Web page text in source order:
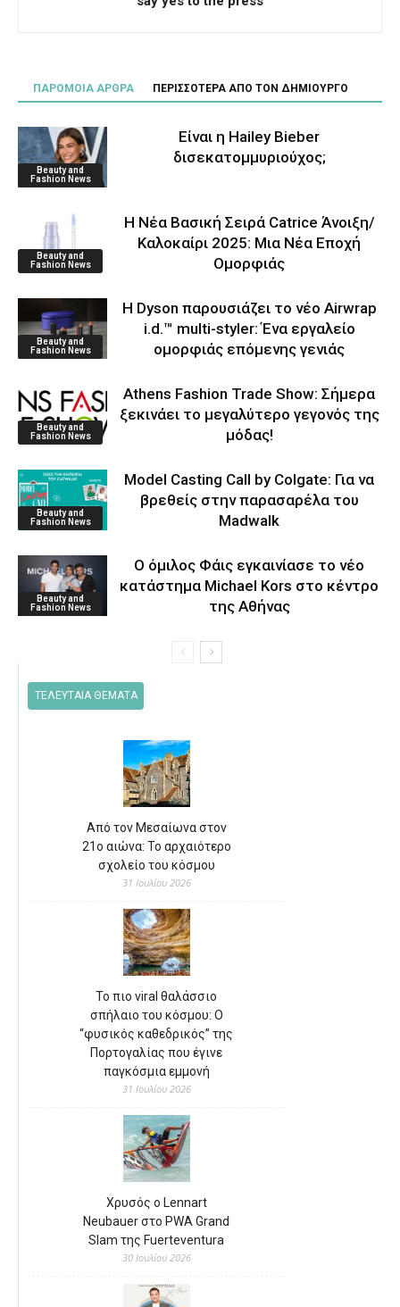
ΠΑΡΟΜΟΙΑ ΑΡΘΡΑ ΠΕΡΙΣΣΟΤΕΡΑ ΑΠΟ ΤΟΝ ΔΗΜΙΟΥΡΓΟ
Beauty and
Fashion News
Είναι η Hailey Bieber
δισεκατομμυριούχος;
Beauty and
Fashion News
Η Νέα Βασική Σειρά Catrice Άνοιξη/
Καλοκαίρι 2025: Μια Νέα Εποχή
Ομορφιάς
Beauty and
Fashion News
Η Dyson παρουσιάζει το νέο Airwrap
i.d.™ multi-styler: Ένα εργαλείο
ομορφιάς επόμενης γενιάς
Beauty and
Fashion News
Athens Fashion Trade Show: Σήμερα
ξεκινάει το μεγαλύτερο γεγονός της
μόδας!
Beauty and
Fashion News
Model Casting Call by Colgate: Για να
βρεθείς στην παρασαρέλα του
Μadwalk
Beauty and
Fashion News
O όμιλος Φάις εγκαινίασε το νέο
κατάστημα Michael Kors στο κέντρο
της Αθήνας
ΤΕΛΕΥΤΑΙΑ ΘΕΜΑΤΑ
Από τον Μεσαίωνα στον
21ο αιώνα: Το αρχαιότερο
σχολείο του κόσμου
31 Ιουλίου 2026
Το πιο viral θαλάσσιο
σπήλαιο του κόσμου: Ο
“φυσικός καθεδρικός” της
Πορτογαλίας που έγινε
παγκόσμια εμμονή
31 Ιουλίου 2026
Χρυσός ο Lennart
Neubauer στο PWA Grand
Slam της Fuerteventura
30 Ιουλίου 2026